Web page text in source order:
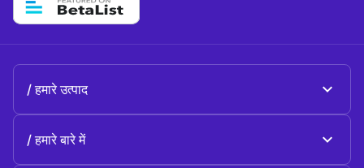
हमारे उत्पाद
हमारे बारे में